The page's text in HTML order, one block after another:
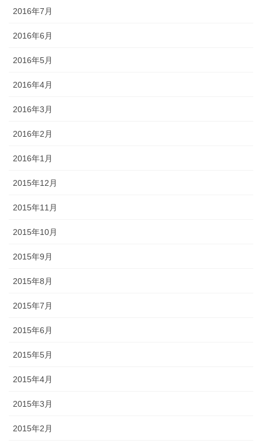
2016年7月
2016年6月
2016年5月
2016年4月
2016年3月
2016年2月
2016年1月
2015年12月
2015年11月
2015年10月
2015年9月
2015年8月
2015年7月
2015年6月
2015年5月
2015年4月
2015年3月
2015年2月